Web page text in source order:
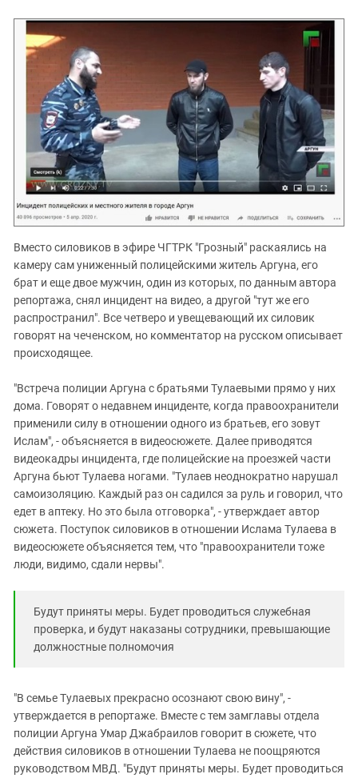
Вместо силовиков в эфире ЧГТРК "Грозный" раскаялись на
камеру сам униженный полицейскими житель Аргуна, его
брат и еще двое мужчин, один из которых, по данным автора
репортажа, снял инцидент на видео, а другой "тут же его
распространил". Все четверо и увещевающий их силовик
говорят на чеченском, но комментатор на русском описывает
происходящее.
"Встреча полиции Аргуна с братьями Тулаевыми прямо у них
дома. Говорят о недавнем инциденте, когда правоохранители
применили силу в отношении одного из братьев, его зовут
Ислам", - объясняется в видеосюжете. Далее приводятся
видеокадры инцидента, где полицейские на проезжей части
Аргуна бьют Тулаева ногами. "Тулаев неоднократно нарушал
самоизоляцию. Каждый раз он садился за руль и говорил, что
едет в аптеку. Но это была отговорка", - утверждает автор
сюжета. Поступок силовиков в отношении Ислама Тулаева в
видеосюжете объясняется тем, что "правоохранители тоже
люди, видимо, сдали нервы".
Будут приняты меры. Будет проводиться служебная
проверка, и будут наказаны сотрудники, превышающие
должностные полномочия
"В семье Тулаевых прекрасно осознают свою вину", -
утверждается в репортаже. Вместе с тем замглавы отдела
полиции Аргуна Умар Джабраилов говорит в сюжете, что
действия силовиков в отношении Тулаева не поощряются
руководством МВД. "Будут приняты меры. Будет проводиться